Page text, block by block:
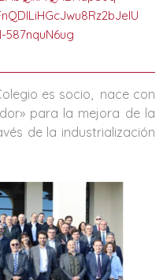
587nquN6ug
es socio, nace con
para la mejora de la
de la industrialización